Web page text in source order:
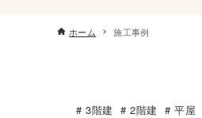
ホーム 施工事例
3階建 2階建 平屋